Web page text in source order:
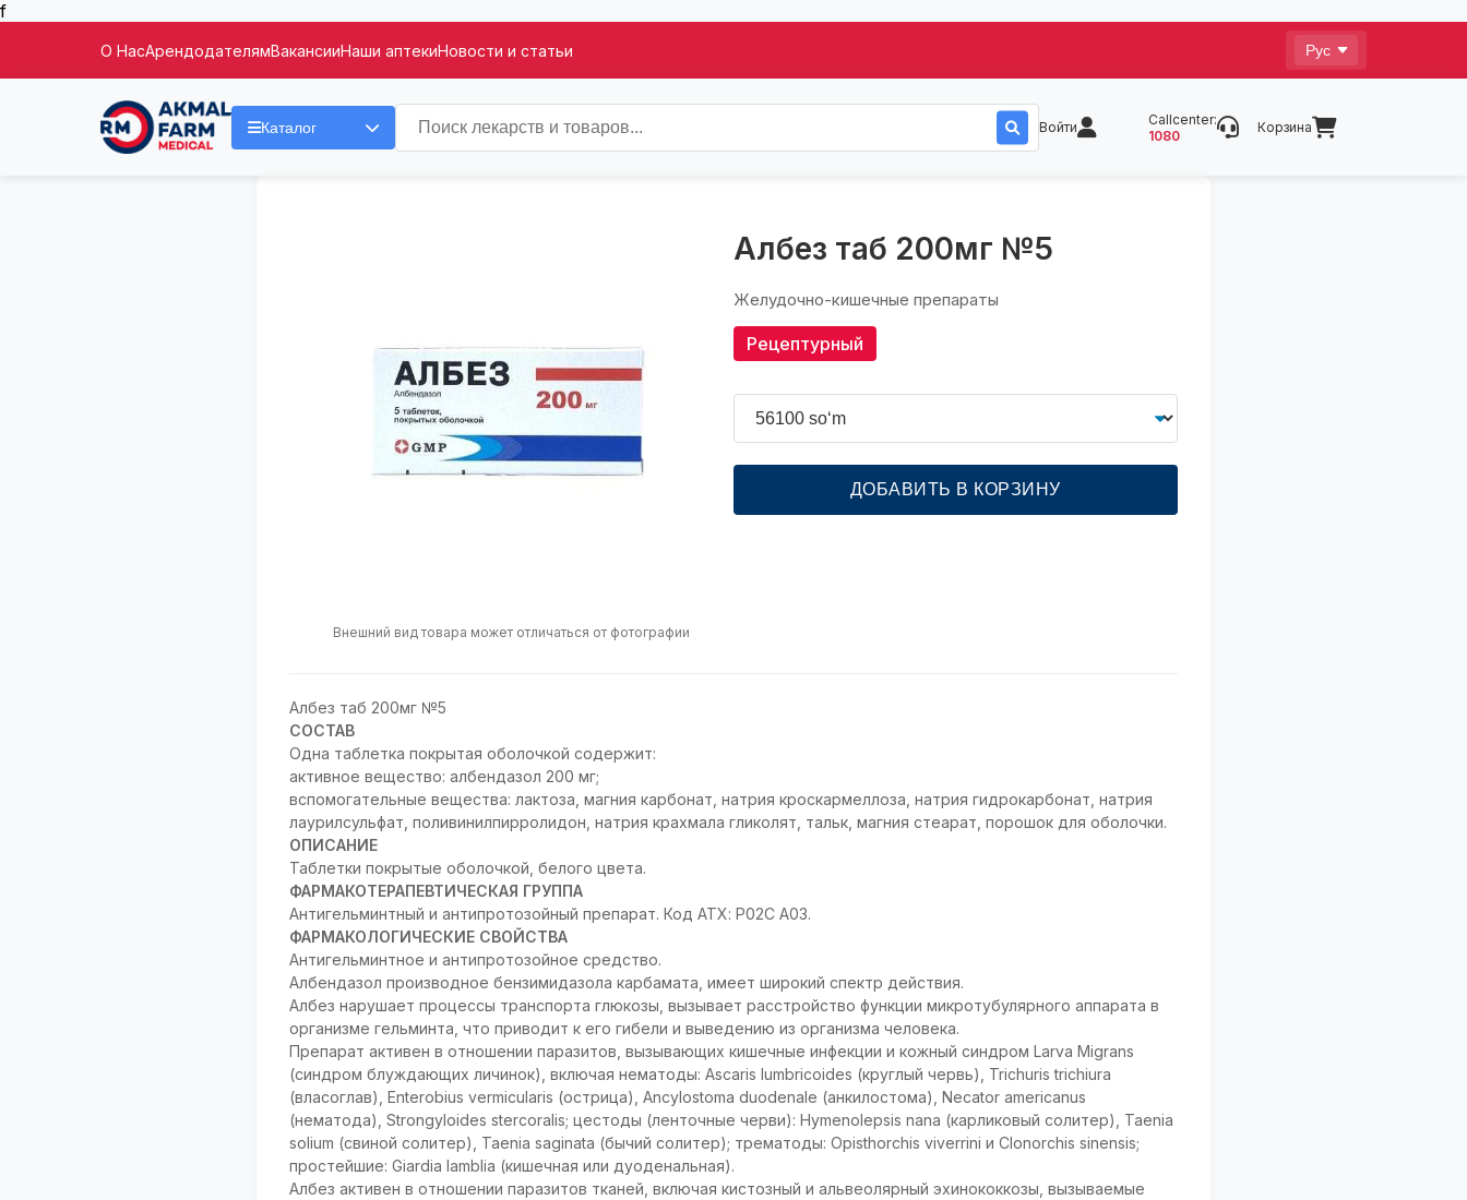
f
О НасАрендодателямВакансииНаши аптекиНовости и статьи
Каталог Войти
Callcenter:
1080
Корзина
Внешний вид товара может отличаться от фотографии
Албез таб 200мг №5
Желудочно-кишечные препараты
Рецептурный
ДОБАВИТЬ В КОРЗИНУ
Албез таб 200мг №5
СОСТАВ
Одна таблетка покрытая оболочкой содержит:
активное вещество: албендазол 200 мг;
вспомогательные вещества: лактоза, магния карбонат, натрия кроскармеллоза, натрия гидрокарбонат, натрия
лаурилсульфат, поливинилпирролидон, натрия крахмала гликолят, тальк, магния стеарат, порошок для оболочки.
ОПИСАНИЕ
Таблетки покрытые оболочкой, белого цвета.
ФАРМАКОТЕРАПЕВТИЧЕСКАЯ ГРУППА
Антигельминтный и антипротозойный препарат. Код АТХ: P02C A03.
ФАРМАКОЛОГИЧЕСКИЕ СВОЙСТВА
Антигельминтное и антипротозойное средство.
Албендазол производное бензимидазола карбамата, имеет широкий спектр действия.
Албез нарушает процессы транспорта глюкозы, вызывает расстройство функции микротубулярного аппарата в
организме гельминта, что приводит к его гибели и выведению из организма человека.
Препарат активен в отношении паразитов, вызывающих кишечные инфекции и кожный синдром Larva Migrans
(синдром блуждающих личинок), включая нематоды: Ascaris lumbricoides (круглый червь), Trichuris trichiura
(власоглав), Enterobius vermicularis (острица), Ancylostoma duodenale (анкилостома), Necator americanus
(нематода), Strongyloides stercoralis; цестоды (ленточные черви): Hymenolepsis nana (карликовый солитер), Taenia
solium (свиной солитер), Taenia saginata (бычий солитер); трематоды: Opisthorchis viverrini и Clonorchis sinensis;
простейшие: Giardia lamblia (кишечная или дуоденальная).
Албез активен в отношении паразитов тканей, включая кистозный и альвеолярный эхинококкозы, вызываемые